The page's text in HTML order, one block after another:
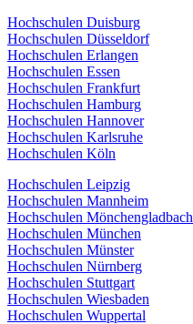
Hochschulen Duisburg
Hochschulen Düsseldorf
Hochschulen Erlangen
Hochschulen Essen
Hochschulen Frankfurt
Hochschulen Hamburg
Hochschulen Hannover
Hochschulen Karlsruhe
Hochschulen Köln
Hochschulen Leipzig
Hochschulen Mannheim
Hochschulen Mönchengladbach
Hochschulen München
Hochschulen Münster
Hochschulen Nürnberg
Hochschulen Stuttgart
Hochschulen Wiesbaden
Hochschulen Wuppertal